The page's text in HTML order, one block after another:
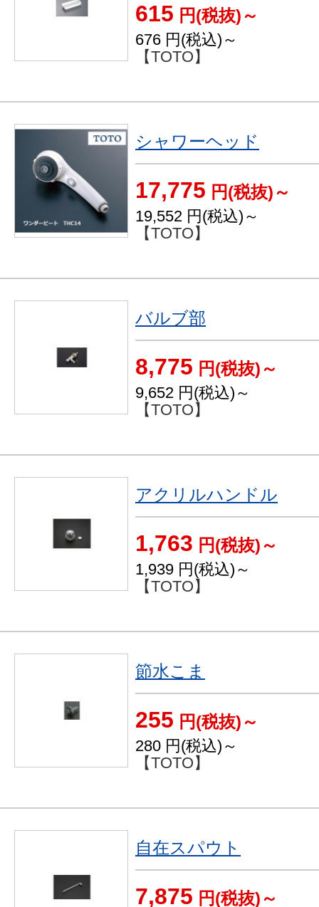
615 円(税抜)～
676 円(税込)～
【TOTO】
シャワーヘッド
17,775 円(税抜)～
19,552 円(税込)～
【TOTO】
バルブ部
8,775 円(税抜)～
9,652 円(税込)～
【TOTO】
アクリルハンドル
1,763 円(税抜)～
1,939 円(税込)～
【TOTO】
節水こま
255 円(税抜)～
280 円(税込)～
【TOTO】
自在スパウト
7,875 円(税抜)～